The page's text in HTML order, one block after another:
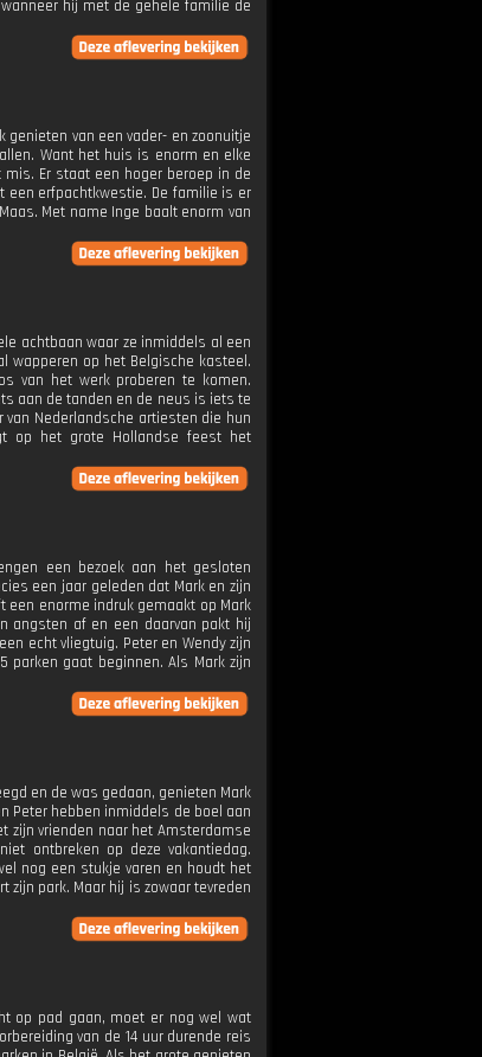
hij met de gehele familie de
genieten van een vader- en zoonuitje
Want het huis is enorm en elke
Er staat een hoger beroep in de
een erfpachtkwestie. De familie is er
Met name Inge baalt enorm van
achtbaan waar ze inmiddels al een
wapperen op het Belgische kasteel.
van het werk proberen te komen.
aan de tanden en de neus is iets te
Nederlandsche artiesten die hun
op het grote Hollandse feest het
een bezoek aan het gesloten
een jaar geleden dat Mark en zijn
een enorme indruk gemaakt op Mark
angsten af en een daarvan pakt hij
echt vliegtuig. Peter en Wendy zijn
parken gaat beginnen. Als Mark zijn
en de was gedaan, genieten Mark
Peter hebben inmiddels de boel aan
zijn vrienden naar het Amsterdamse
ontbreken op deze vakantiedag.
nog een stukje varen en houdt het
park. Maar hij is zowaar tevreden
op pad gaan, moet er nog wel wat
van de 14 uur durende reis